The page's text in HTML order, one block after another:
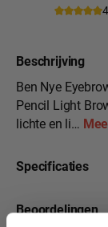
Beschrijving
Ben Nye
Pencil Light
lichte en li…
Specificaties
Beoordelingen